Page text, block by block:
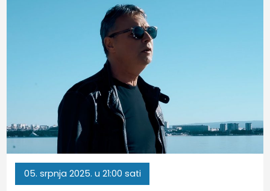
05. srpnja 2025. u 21:00 sati